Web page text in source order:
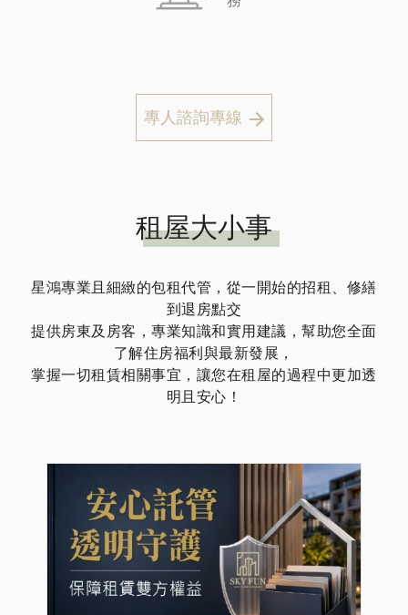
專人諮詢專線
租屋大小事
星鴻專業且細緻的包租代管，從一開始的招租、修繕
到退房點交
提供房東及房客，專業知識和實用建議，幫助您全面
了解住房福利與最新發展，
掌握一切租賃相關事宜，讓您在租屋的過程中更加透
明且安心！